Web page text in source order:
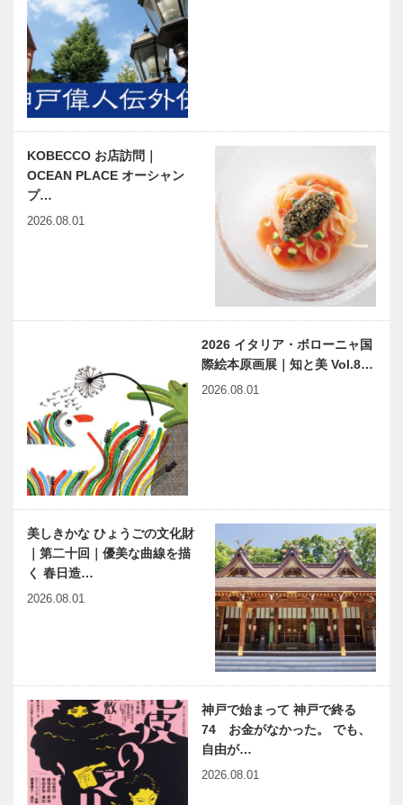
KOBECCO お店訪問｜
OCEAN PLACE オーシャン
プ…
2026.08.01
2026 イタリア・ボローニャ国
際絵本原画展｜知と美 Vol.8…
2026.08.01
美しきかな ひょうごの文化財
｜第二十回｜優美な曲線を描
く 春日造…
2026.08.01
神戸で始まって 神戸で終る
74 お金がなかった。 でも、
自由が…
2026.08.01